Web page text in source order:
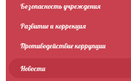
Безопасность учреждения
Развитие и коррекция
Противодействие коррупции
Новости